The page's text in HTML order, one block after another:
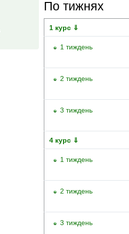
По тижнях
1 курс ⇓
1 тиждень
2 тиждень
3 тиждень
4 курс ⇓
1 тиждень
2 тиждень
3 тиждень